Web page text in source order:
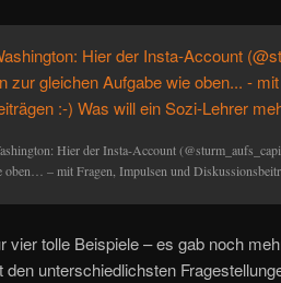
Hier der Insta-Account
oben… – mit Fragen, Impulsen und
vier tolle Beispiele – es gab noch
den unterschiedlichsten